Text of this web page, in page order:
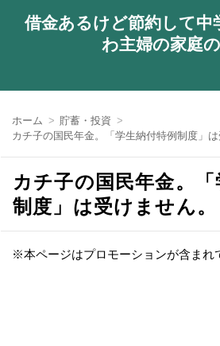
借金あるけど節約して中
わ主婦の家庭
ホーム
貯蓄・投資
カチ子の国民年金。「学生納付特例制度」は
カチ子の国民年金。「
制度」は受けません。
※本ページはプロモーションが含まれ